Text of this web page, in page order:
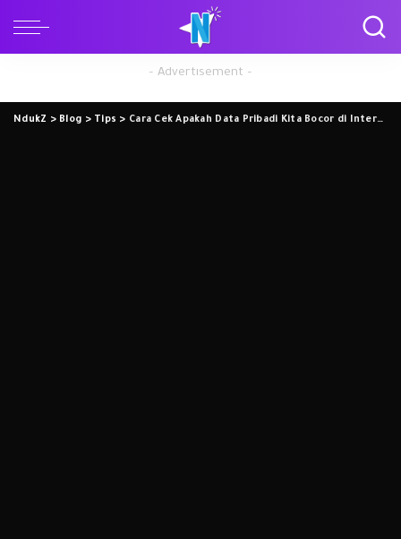
– Advertisement –
NdukZ > Blog > Tips > Cara Cek Apakah Data Pribadi Kita Bocor di Internet